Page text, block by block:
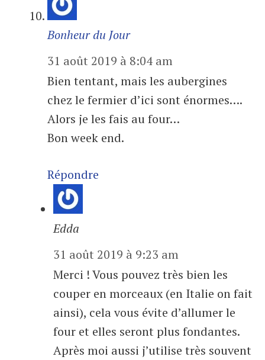
Bonheur du Jour
31 août 2019 à 8:04 am
Bien tentant, mais les aubergines
chez le fermier d’ici sont énormes….
Alors je les fais au four…
Bon week end.
Répondre
Edda
31 août 2019 à 9:23 am
Merci ! Vous pouvez très bien les
couper en morceaux (en Italie on fait
ainsi), cela vous évite d’allumer le
four et elles seront plus fondantes.
Après moi aussi j’utilise très souvent